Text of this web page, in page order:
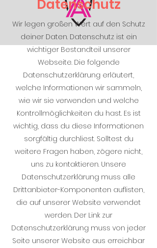
Datenschutz
Wir legen großen Wert auf den Schutz
deiner Daten. Datenschutz ist ein
wichtiger Bestandteil unserer
Webseite. Die folgende
Datenschutzerklärung erläutert,
welche Informationen wir sammeln,
wie wir sie verwenden und welche
Kontrollmöglichkeiten du hast. Es ist
wichtig, dass du diese Informationen
sorgfältig durchliest. Solltest du
weitere Fragen haben, zögere nicht,
uns zu kontaktieren. Unsere
Datenschutzerklärung muss alle
Drittanbieter-Komponenten auflisten,
die auf unserer Website verwendet
werden. Der Link zur
Datenschutzerklärung muss von jeder
Seite unserer Website aus erreichbar